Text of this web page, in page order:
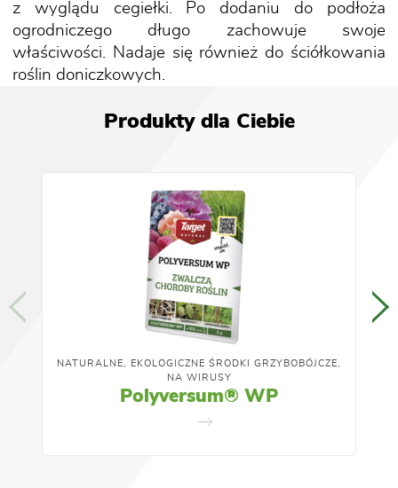
z wyglądu cegiełki. Po dodaniu do podłoża
ogrodniczego długo zachowuje swoje
właściwości. Nadaje się również do ściółkowania
roślin doniczkowych.
Produkty dla Ciebie
NATURALNE, EKOLOGICZNE ŚRODKI GRZYBOBÓJCZE,
NA WIRUSY
Polyversum® WP